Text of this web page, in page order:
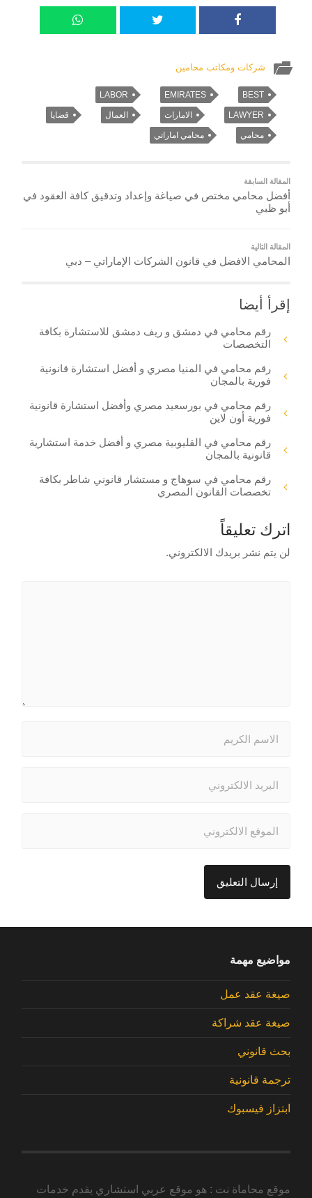
شركات ومكاتب محامين
BEST
EMIRATES
LABOR
LAWYER الامارات العمال قضايا
محامي محامي اماراتي
المقالة السابقة
أفضل محامي مختص في صياغة وإعداد وتدقيق كافة العقود في
أبو ظبي
المقالة التالية
المحامي الافضل في قانون الشركات الإماراتي – دبي
إقرأ أيضا
رقم محامي في دمشق و ريف دمشق للاستشارة بكافة
التخصصات
رقم محامي في المنيا مصري و أفضل استشارة قانونية
فورية بالمجان
رقم محامي في بورسعيد مصري وأفضل استشارة قانونية
فورية أون لاين
رقم محامي في القليوبية مصري و أفضل خدمة استشارية
قانونية بالمجان
رقم محامي في سوهاج و مستشار قانوني شاطر بكافة
تخصصات القانون المصري
اترك تعليقاً
لن يتم نشر بريدك الالكتروني.
مواضيع مهمة
صيغة عقد عمل
صيغة عقد شراكة
بحث قانوني
ترجمة قانونية
ابتزاز فيسبوك
موقع محاماة نت : هو موقع عربي استشاري يقدم خدمات